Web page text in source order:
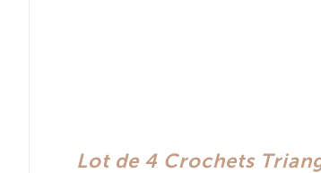
Lot de 4 Crochets